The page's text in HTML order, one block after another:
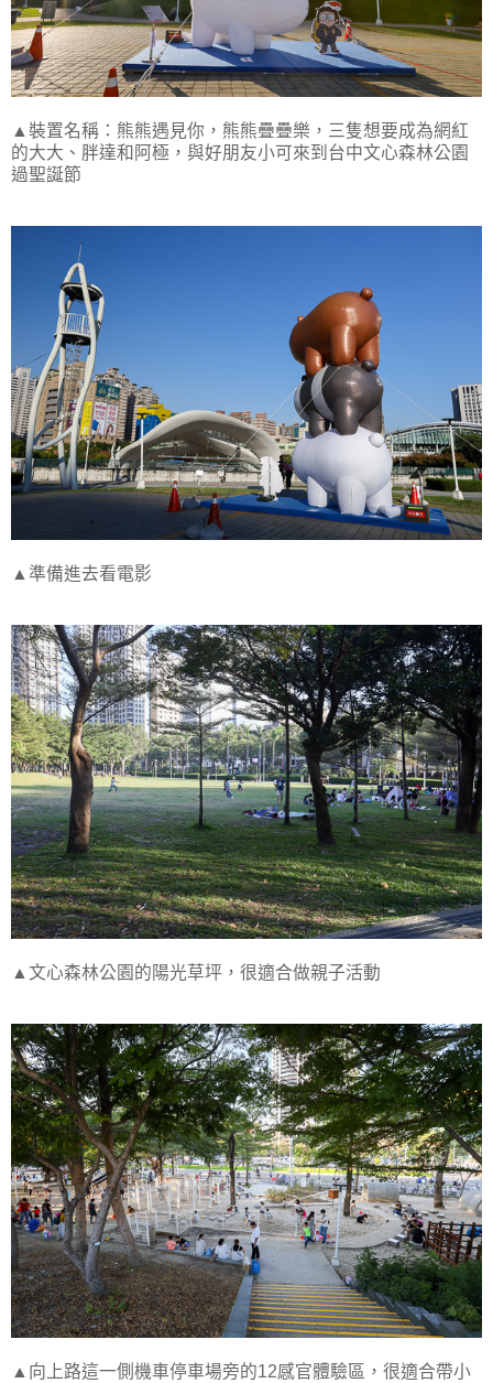
▲裝置名稱：熊熊遇見你，熊熊疊疊樂，三隻想要成為網紅
的大大、胖達和阿極，與好朋友小可來到台中文心森林公園
過聖誕節
▲準備進去看電影
▲文心森林公園的陽光草坪，很適合做親子活動
▲向上路這一側機車停車場旁的12感官體驗區，很適合帶小